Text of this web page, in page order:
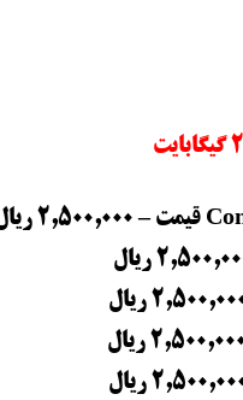
2 گیگابایت
– 2,500,000 ریال
ریال
ریال
ریال
ریال